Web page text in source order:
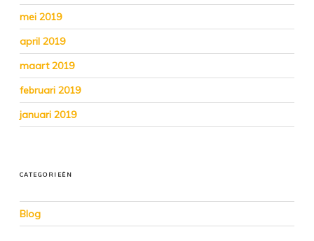
mei 2019
april 2019
maart 2019
februari 2019
januari 2019
CATEGORIEËN
Blog